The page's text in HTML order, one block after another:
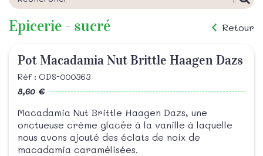
Epicerie - sucré Retour
Pot Macadamia Nut Brittle Haagen Dazs
Réf : ODS-000363
8,60 €
Macadamia Nut Brittle Haagen Dazs, une
onctueuse crème glacée à la vanille à laquelle
nous avons ajouté des éclats de noix de
macadamia caramélisées.